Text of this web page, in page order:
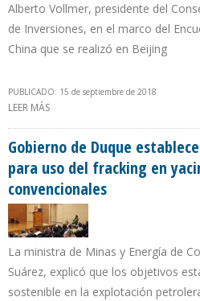
Alberto Vollmer, presidente del
de Inversiones, en el marco del
China que se realizó en Beijing
PUBLICADO: 15 de septiembre de 2018
LEER MÁS
Gobierno de Duque
para uso del fracking en
convencionales
La ministra de Minas y Energía de
Suárez, explicó que los objetivos
sostenible en la explotación